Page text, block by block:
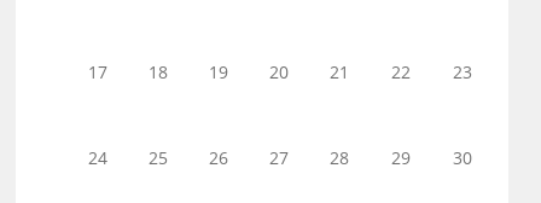
17 18 19 20 21 22 23
24 25 26 27 28 29 30